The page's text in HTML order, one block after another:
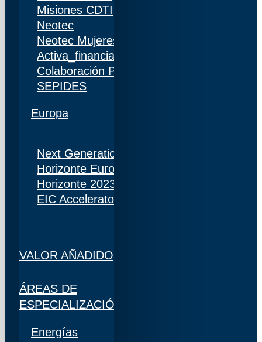
Misiones CDTI
Neotec
Neotec Mujeres
Activa_financiación (IDI)
Colaboración Público-Privada (CPP)
SEPIDES
Europa
Next Generation
Horizonte Europa
Horizonte 2023
EIC Accelerator
VALOR AÑADIDO
ÁREAS DE
ESPECIALIZACIÓN
Energías